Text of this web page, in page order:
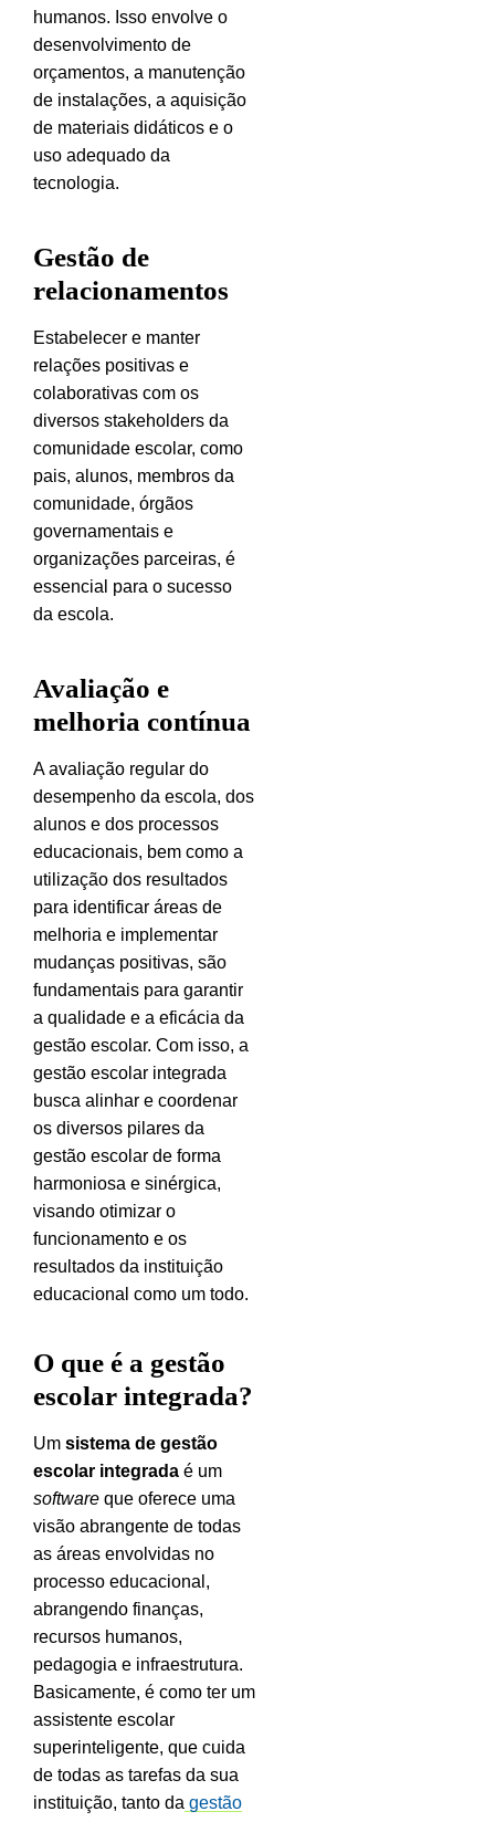
humanos. Isso envolve o
desenvolvimento de
orçamentos, a manutenção
de instalações, a aquisição
de materiais didáticos e o
uso adequado da
tecnologia.
Gestão de
relacionamentos
Estabelecer e manter
relações positivas e
colaborativas com os
diversos stakeholders da
comunidade escolar, como
pais, alunos, membros da
comunidade, órgãos
governamentais e
organizações parceiras, é
essencial para o sucesso
da escola.
Avaliação e
melhoria contínua
A avaliação regular do
desempenho da escola, dos
alunos e dos processos
educacionais, bem como a
utilização dos resultados
para identificar áreas de
melhoria e implementar
mudanças positivas, são
fundamentais para garantir
a qualidade e a eficácia da
gestão escolar. Com isso, a
gestão escolar integrada
busca alinhar e coordenar
os diversos pilares da
gestão escolar de forma
harmoniosa e sinérgica,
visando otimizar o
funcionamento e os
resultados da instituição
educacional como um todo.
O que é a gestão
escolar integrada?
Um sistema de gestão
escolar integrada é um
software que oferece uma
visão abrangente de todas
as áreas envolvidas no
processo educacional,
abrangendo finanças,
recursos humanos,
pedagogia e infraestrutura.
Basicamente, é como ter um
assistente escolar
superinteligente, que cuida
de todas as tarefas da sua
instituição, tanto da gestão